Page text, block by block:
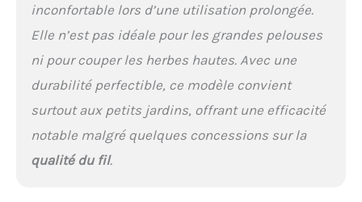
inconfortable lors d’une utilisation prolongée.
Elle n’est pas idéale pour les grandes pelouses
ni pour couper les herbes hautes. Avec une
durabilité perfectible, ce modèle convient
surtout aux petits jardins, offrant une efficacité
notable malgré quelques concessions sur la
qualité du fil.